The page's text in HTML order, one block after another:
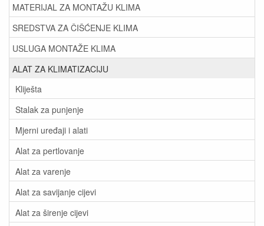
MATERIJAL ZA MONTAŽU KLIMA
SREDSTVA ZA ČIŠĆENJE KLIMA
USLUGA MONTAŽE KLIMA
ALAT ZA KLIMATIZACIJU
Kliješta
Stalak za punjenje
Mjerni uređaji i alati
Alat za pertlovanje
Alat za varenje
Alat za savijanje cijevi
Alat za širenje cijevi